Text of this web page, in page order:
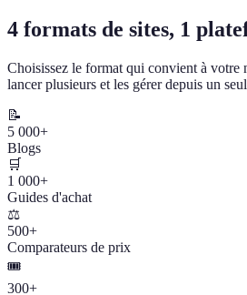
4 formats de sites, 1
Choisissez le format qui convient à votre
lancer plusieurs et les gérer depuis un
📝
5 000+
Blogs
🛒
1 000+
Guides d'achat
⚖️
500+
Comparateurs de prix
🎟️
300+